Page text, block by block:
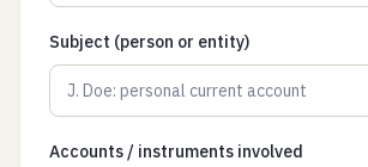
Subject (person or entity)
Accounts / instruments involved